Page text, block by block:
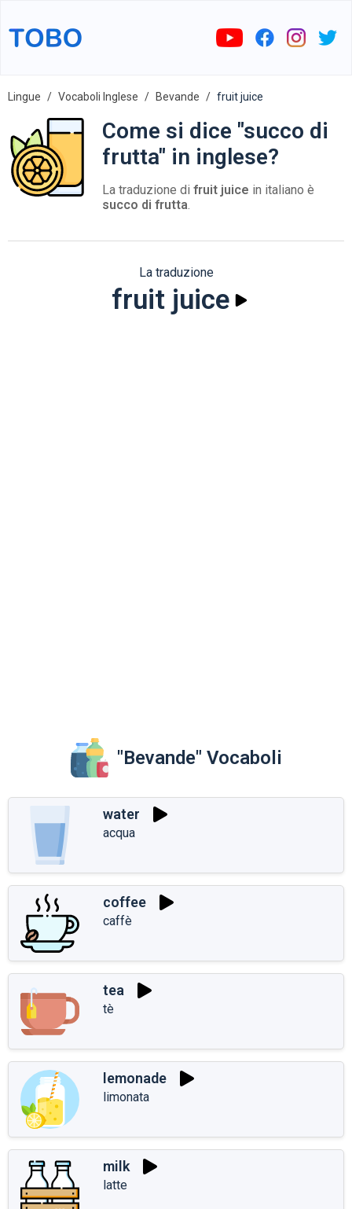
Lingue Vocaboli Inglese Bevande fruit juice
Come si dice "succo di
frutta" in inglese?
La traduzione di fruit juice in italiano è
succo di frutta.
La traduzione
fruit juice
"Bevande" Vocaboli
water
acqua
coffee
caffè
tea
tè
lemonade
limonata
milk
latte